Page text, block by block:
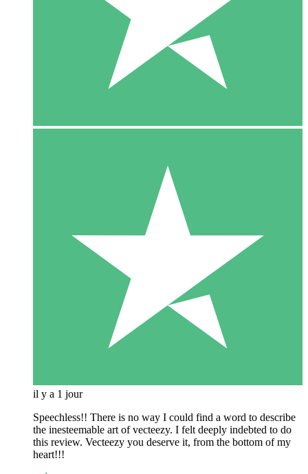
il y a 1 jour
Speechless!! There is no way I could find a word to describe
the inesteemable art of vecteezy. I felt deeply indebted to do
this review. Vecteezy you deserve it, from the bottom of my
heart!!!